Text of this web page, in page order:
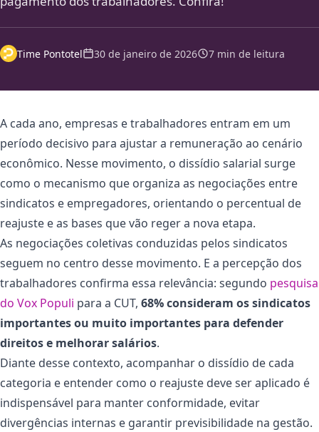
Time Pontotel 30 de janeiro de 2026 7 min de leitura
A cada ano, empresas e trabalhadores entram em um
período decisivo para ajustar a remuneração ao cenário
econômico. Nesse movimento, o dissídio salarial surge
como o mecanismo que organiza as negociações entre
sindicatos e empregadores, orientando o percentual de
reajuste e as bases que vão reger a nova etapa.
As negociações coletivas conduzidas pelos sindicatos
seguem no centro desse movimento. E a percepção dos
trabalhadores confirma essa relevância: segundo pesquisa
do Vox Populi para a CUT, 68% consideram os sindicatos
importantes ou muito importantes para defender
direitos e melhorar salários.
Diante desse contexto, acompanhar o dissídio de cada
categoria e entender como o reajuste deve ser aplicado é
indispensável para manter conformidade, evitar
divergências internas e garantir previsibilidade na gestão.